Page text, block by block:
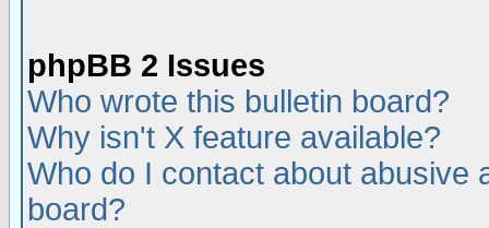
phpBB 2 Issues
Who wrote this bulletin board?
Why isn't X feature available?
Who do I contact about abusive
board?